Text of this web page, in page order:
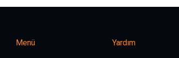
Menü Yardım